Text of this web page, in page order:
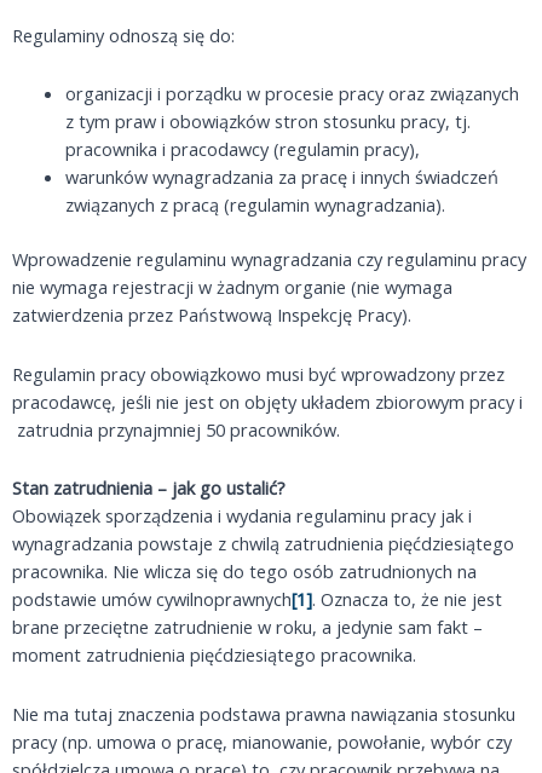
Regulaminy odnoszą się do:
organizacji i porządku w procesie pracy oraz związanych
z tym praw i obowiązków stron stosunku pracy, tj.
pracownika i pracodawcy (regulamin pracy),
warunków wynagradzania za pracę i innych świadczeń
związanych z pracą (regulamin wynagradzania).
Wprowadzenie regulaminu wynagradzania czy regulaminu pracy
nie wymaga rejestracji w żadnym organie (nie wymaga
zatwierdzenia przez Państwową Inspekcję Pracy).
Regulamin pracy obowiązkowo musi być wprowadzony przez
pracodawcę, jeśli nie jest on objęty układem zbiorowym pracy i
zatrudnia przynajmniej 50 pracowników.
Stan zatrudnienia – jak go ustalić?
Obowiązek sporządzenia i wydania regulaminu pracy jak i
wynagradzania powstaje z chwilą zatrudnienia pięćdziesiątego
pracownika. Nie wlicza się do tego osób zatrudnionych na
podstawie umów cywilnoprawnych[1]. Oznacza to, że nie jest
brane przeciętne zatrudnienie w roku, a jedynie sam fakt –
moment zatrudnienia pięćdziesiątego pracownika.
Nie ma tutaj znaczenia podstawa prawna nawiązania stosunku
pracy (np. umowa o pracę, mianowanie, powołanie, wybór czy